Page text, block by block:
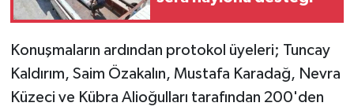
Konuşmaların ardından protokol üyeleri; Tuncay
Kaldırım, Saim Özakalın, Mustafa Karadağ, Nevra
Küzeci ve Kübra Alioğulları tarafından 200'den